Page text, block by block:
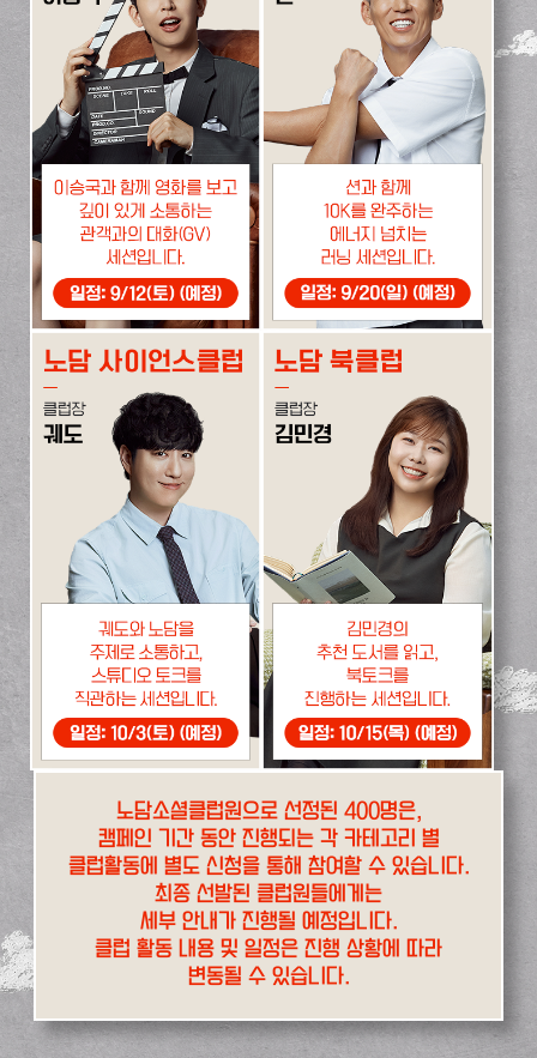
노담소셜클럽원으로 선정된 400명은,
캠페인 기간 동안 진행되는 각 카테고리 별
클럽활동에 별도 신청을 통해 참여할 수 있습니다.
최종 선발된 클럽원들에게는
세부 안내가 진행될 예정입니다.
클럽 활동 내용 및 일정은 진행 상황에 따라
변동될 수 있습니다.